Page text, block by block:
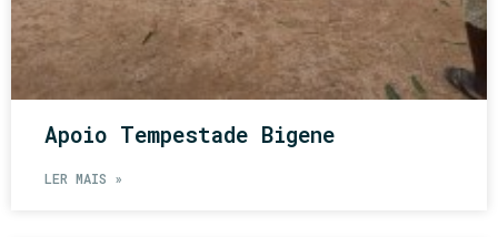
Apoio Tempestade Bigene
LER MAIS »